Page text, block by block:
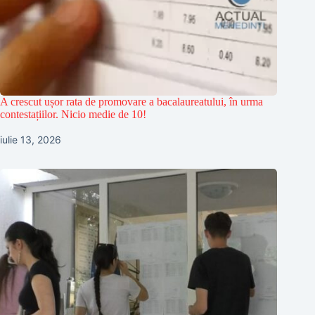
A crescut ușor rata de promovare a bacalaureatului, în urma
contestațiilor. Nicio medie de 10!
iulie 13, 2026